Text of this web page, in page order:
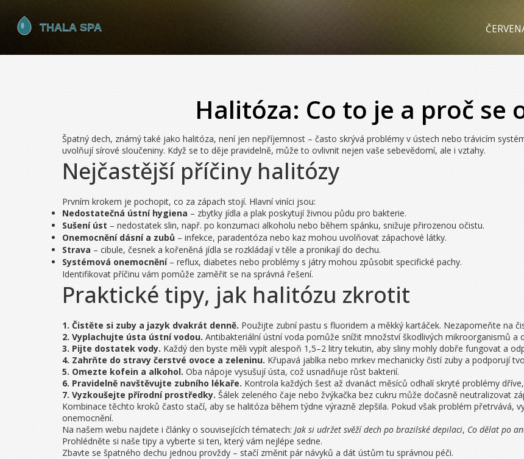
Halitóza: Co to je a proč se
Špatný dech, známý také jako halitóza, není jen nepříjemnost – často skrývá problémy v ústech nebo trávicím
uvolňují sírové sloučeniny. Když se to děje pravidelně, může to ovlivnit nejen vaše sebevědomí, ale i vztahy.
Nejčastější příčiny halitózy
Prvním krokem je pochopit, co za zápach stojí. Hlavní viníci jsou:
Nedostatečná ústní hygiena – zbytky jídla a plak poskytují živnou půdu pro bakterie.
Sušení úst – nedostatek slin, např. po konzumaci alkoholu nebo během spánku, snižuje přirozenou očistu.
Onemocnění dásní a zubů – infekce, paradentóza nebo kaz mohou uvolňovat zápachové látky.
Strava – cibule, česnek a kořeněná jídla se rozkládají v těle a pronikají do dechu.
Systémová onemocnění– reflux, diabetes nebo problémy s játry mohou způsobit specifické pachy.
Identifikovat příčinu vám pomůže zaměřit se na správná řešení.
Praktické tipy, jak halitózu zkrotit
1. Čistěte si zuby a jazyk dvakrát denně. Použijte zubní pastu s fluoridem a měkký kartáček. Nezapomeňte na
2. Vyplachujte ústa ústní vodou. Antibakteriální ústní voda pomůže snížit množství škodlivých mikroorganismů a
3. Pijte dostatek vody. Každý den byste měli vypít alespoň 1,5–2 litry tekutin, aby sliny mohly dobře fungovat a
4. Zahrňte do stravy čerstvé ovoce a zeleninu. Křupavá jablka nebo mrkev mechanicky čistí zuby a podporují
5. Omezte kofein a alkohol. Oba nápoje vysušují ústa, což usnadňuje růst bakterií.
6. Pravidelně navštěvujte zubního lékaře. Kontrola každých šest až dvanáct měsíců odhalí skryté problémy
7. Vyzkoušejte přírodní prostředky. Šálek zeleného čaje nebo žvýkačka bez cukru může dočasně neutralizovat
Kombinace těchto kroků často stačí, aby se halitóza během týdne výrazně zlepšila. Pokud však problém přetrvává,
onemocnění.
Na našem webu najdete i články o souvisejících tématech: Jak si udržet svěží dech po brazilské depilaci, Co dělat po
Prohlédněte si naše tipy a vyberte si ten, který vám nejlépe sedne.
Zbavte se špatného dechu jednou provždy – stačí změnit pár návyků a dát ústům tu správnou péči.